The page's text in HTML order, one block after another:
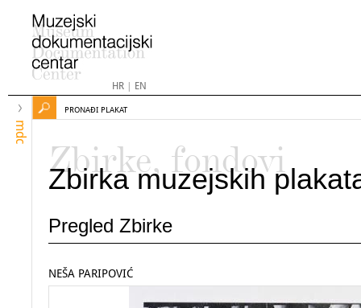
HR| EN
mdc
PRONAĐI PLAKAT
Zbirke, fondovi
Zbirka muzejskih
Pregled Zbirke
NEŠA PARIPOVIĆ